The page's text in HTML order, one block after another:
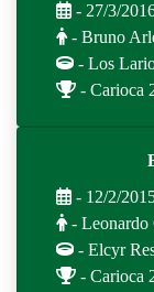
- 27/3/
- Bruno
- Los
- Carioca
- 12/2/
- Leonardo
- Elcyr
- Carioca